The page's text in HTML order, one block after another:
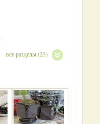
все разделы (23)